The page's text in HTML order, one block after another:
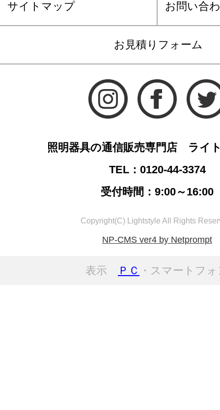
サイトマップ お問い合
お見積りフォーム
照明器具の通信販売専門店 ライ
TEL：0120-44-3374
受付時間：9:00～16:00
Copyright(C) Lightstyle All Rights
NP-CMS ver4 by Netprompt
表示 ＰＣ ・スマートフ